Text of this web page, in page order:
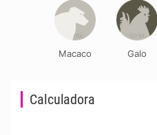
Calculadora
Macaco Galo